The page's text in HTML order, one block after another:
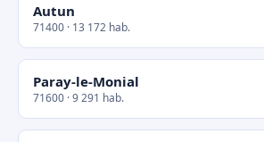
Autun
71400 · 13 172 hab.
Paray-le-Monial
71600 · 9 291 hab.